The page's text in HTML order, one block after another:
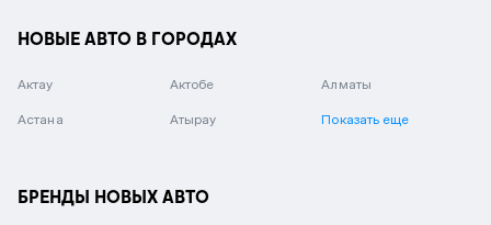
НОВЫЕ АВТО В ГОРОДАХ
Актау Актобе Алматы
Астана Атырау Показать еще
БРЕНДЫ НОВЫХ АВТО